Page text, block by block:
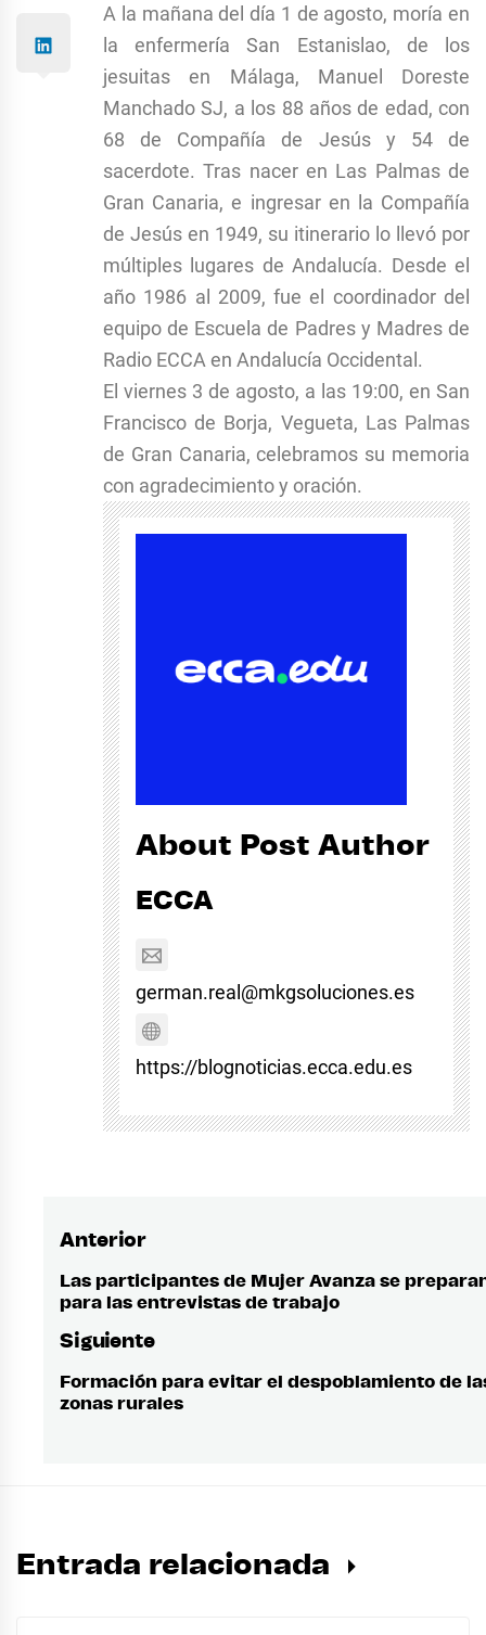
A la mañana del día 1 de agosto, moría en
la enfermería San Estanislao, de los
jesuitas en Málaga, Manuel Doreste
Manchado SJ, a los 88 años de edad, con
68 de Compañía de Jesús y 54 de
sacerdote. Tras nacer en Las Palmas de
Gran Canaria, e ingresar en la Compañía
de Jesús en 1949, su itinerario lo llevó por
múltiples lugares de Andalucía. Desde el
año 1986 al 2009, fue el coordinador del
equipo de Escuela de Padres y Madres de
Radio ECCA en Andalucía Occidental.
El viernes 3 de agosto, a las 19:00, en San
Francisco de Borja, Vegueta, Las Palmas
de Gran Canaria, celebramos su memoria
con agradecimiento y oración.
About Post Author
ECCA
german.real@mkgsoluciones.es
https://blognoticias.ecca.edu.es
Navegación
de
Anterior
Entrada
anterior:
Las participantes de Mujer Avanza se
para las entrevistas de trabajo
Siguiente
Entrada
siguiente:
Formación para evitar el despoblamiento de
zonas rurales
Entrada relacionada